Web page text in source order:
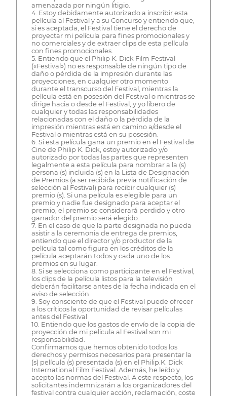
amenazada por ningún litigio.
4. Estoy debidamente autorizado a inscribir esta
película al Festival y a su Concurso y entiendo que,
si es aceptada, el Festival tiene el derecho de
proyectar mi película para fines promocionales y
no comerciales y de extraer clips de esta película
con fines promocionales.
5. Entiendo que el Philip K. Dick Film Festival
(«Festival») no es responsable de ningún tipo de
daño o pérdida de la impresión durante las
proyecciones, en cualquier otro momento
durante el transcurso del Festival, mientras la
película está en posesión del Festival o mientras se
dirige hacia o desde el Festival, y yo libero de
cualquier y todas las responsabilidades
relacionadas con el daño o la pérdida de la
impresión mientras está en camino a/desde el
Festival o mientras está en su posesión.
6. Si esta película gana un premio en el Festival de
Cine de Philip K. Dick, estoy autorizado y/o
autorizado por todas las partes que representen
legalmente a esta película para nombrar a la (s)
persona (s) incluida (s) en la Lista de Designación
de Premios (a ser recibida previa notificación de
selección al Festival) para recibir cualquier (s)
premio (s). Si una película es elegible para un
premio y nadie fue designado para aceptar el
premio, el premio se considerará perdido y otro
ganador del premio será elegido.
7. En el caso de que la parte designada no pueda
asistir a la ceremonia de entrega de premios,
entiendo que el director y/o productor de la
película tal como figura en los créditos de la
película aceptarán todos y cada uno de los
premios en su lugar.
8. Si se selecciona como participante en el Festival,
los clips de la película listos para la televisión
deberán facilitarse antes de la fecha indicada en el
aviso de selección.
9. Soy consciente de que el Festival puede ofrecer
a los críticos la oportunidad de revisar películas
antes del Festival
10. Entiendo que los gastos de envío de la copia de
proyección de mi película al Festival son mi
responsabilidad.
Confirmamos que hemos obtenido todos los
derechos y permisos necesarios para presentar la
(s) película (s) presentada (s) en el Philip.K. Dick
International Film Festival. Además, he leído y
acepto las normas del Festival. A este respecto, los
solicitantes indemnizarán a los organizadores del
festival contra cualquier acción, reclamación, coste